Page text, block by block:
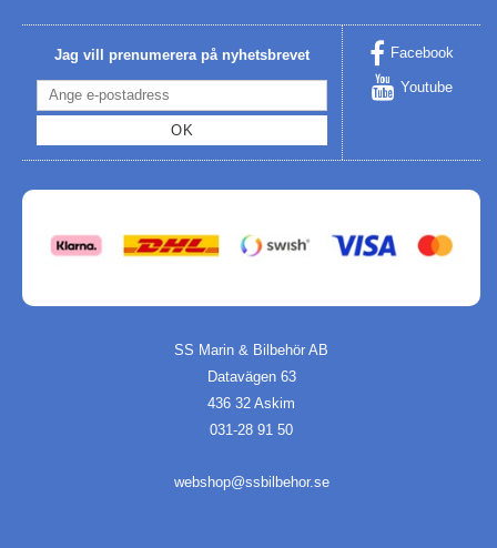
Jag vill prenumerera på nyhetsbrevet
OK
Facebook
Youtube
SS Marin & Bilbehör AB
Datavägen 63
436 32 Askim
031-28 91 50
webshop@ssbilbehor.se